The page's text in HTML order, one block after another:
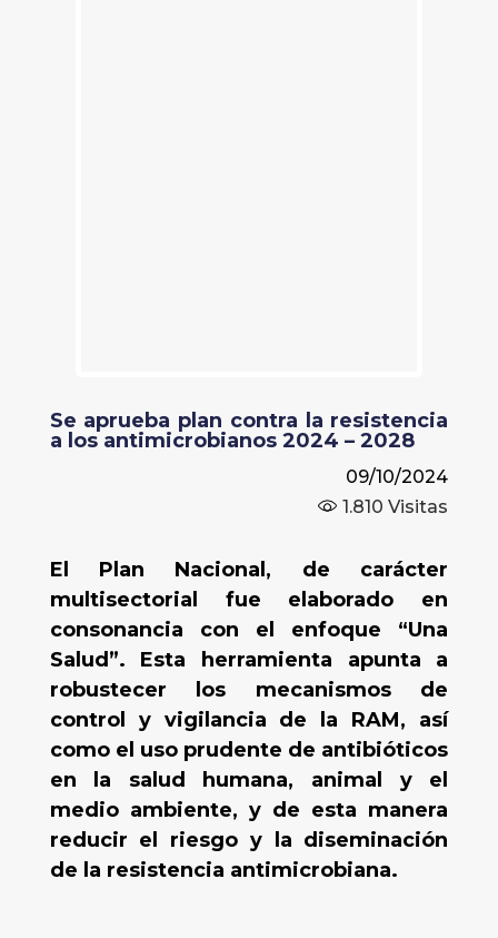
Se aprueba plan contra la resistencia
a los antimicrobianos 2024 – 2028
09/10/2024
1.810 Visitas
El Plan Nacional, de carácter
multisectorial fue elaborado en
consonancia con el enfoque “Una
Salud”. Esta herramienta apunta a
robustecer los mecanismos de
control y vigilancia de la RAM, así
como el uso prudente de antibióticos
en la salud humana, animal y el
medio ambiente, y de esta manera
reducir el riesgo y la diseminación
de la resistencia antimicrobiana.